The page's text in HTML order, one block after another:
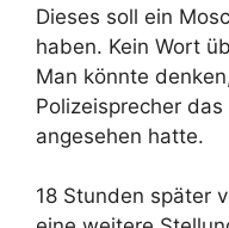
Dieses soll ein
haben. Kein Wort
Man könnte
Polizeisprecher
angesehen hatte.
18 Stunden später